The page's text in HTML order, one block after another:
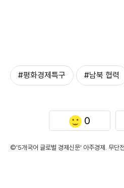
#평화경제특구 #남북 협력
0
©'5개국어 글로벌 경제신문' 아주경제. 무단전